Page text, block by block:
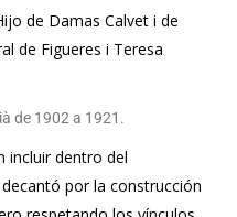
de Damas Calvet i de
de Figueres i Teresa
de 1902 a 1921.
incluir dentro del
por la construcción